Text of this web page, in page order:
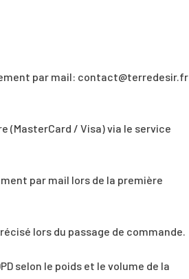
par mail: contact@terredesir.fr
(MasterCard / Visa) via le service
par mail lors de la première
lors du passage de commande.
selon le poids et le volume de la